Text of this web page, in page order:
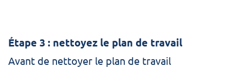
Étape 3 : nettoyez le plan de travail
Avant de nettoyer le plan de travail